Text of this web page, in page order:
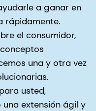
a ganar en
rápidamente.
el consumidor,
una y otra vez
usted,
extensión ágil y